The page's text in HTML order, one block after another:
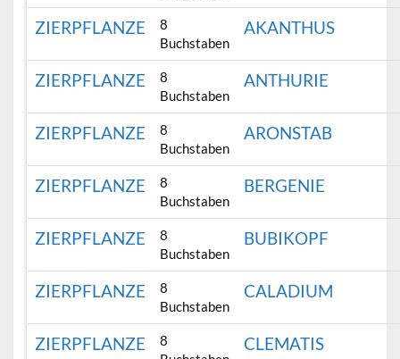
ZIERPFLANZE
8
Buchstaben
AKANTHUS
ZIERPFLANZE
8
Buchstaben
ANTHURIE
ZIERPFLANZE
8
Buchstaben
ARONSTAB
ZIERPFLANZE
8
Buchstaben
BERGENIE
ZIERPFLANZE
8
Buchstaben
BUBIKOPF
ZIERPFLANZE
8
Buchstaben
CALADIUM
ZIERPFLANZE
8
CLEMATIS